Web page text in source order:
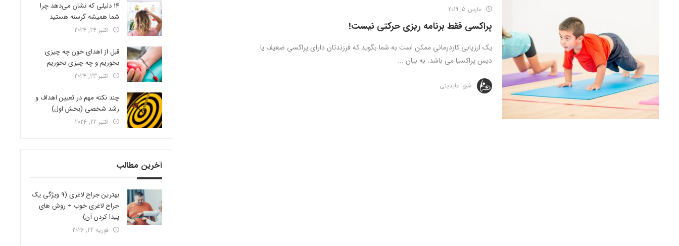
مارس 5, 2019
پراکسی فقط برنامه ریزی حرکتی نیست!
یک ارزیابی کاردرمانی ممکن است به شما بگوید که فرزندتان دارای پراکسی ضعیف یا
دیس پراکسیا می باشد. به بیان ...
شیوا عابدینی
14 دلیلی که نشان می‌دهد چرا
شما همیشه گرسنه هستید
اکتبر 24, 2024
قبل از اهدای خون چه چیزی
بخوریم و چه چیزی نخوریم
اکتبر 23, 2024
چند نکته مهم در تعیین اهداف و
رشد شخصی (بخش اول)
اکتبر 22, 2024
آخرین مطالب
بهترین جراح لاغری (9 ویژگی یک
جراح لاغری خوب + روش های
پیدا کردن آن)
فوریه 22, 2026